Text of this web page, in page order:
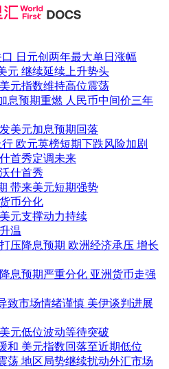
口 日元创两年最大单日涨幅
元 继续延续上升势头
元指数维持高位震荡
息预期重燃 人民币中间价三年
美元加息预期回落
欧元英榜短期下跌风险加剧
首秀定调未来
什首秀
带来美元短期强势
币分化
元支撑动力持续
温
压降息预期 欧洲经济承压 增长
息预期严重分化 亚洲货币走强
致市场情绪谨慎 美伊谈判进展
元低位波动等待突破
和 美元指数回落至近期低位
荡 地区局势继续扰动外汇市场